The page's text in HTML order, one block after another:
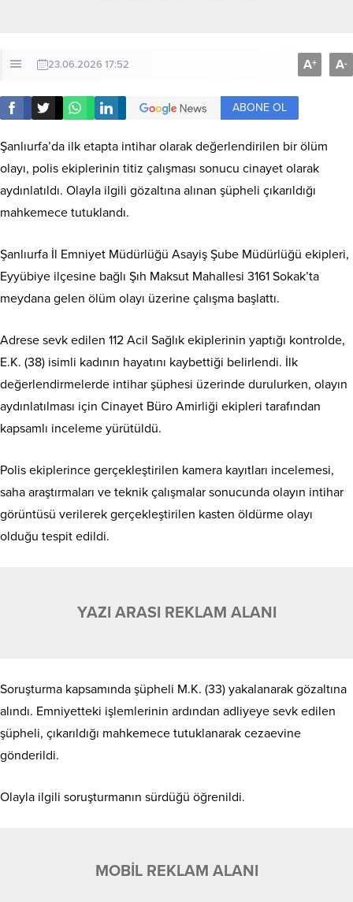
23.06.2026 17:52 A+ A-
ABONE OL
Şanlıurfa’da ilk etapta intihar olarak değerlendirilen bir ölüm
olayı, polis ekiplerinin titiz çalışması sonucu cinayet olarak
aydınlatıldı. Olayla ilgili gözaltına alınan şüpheli çıkarıldığı
mahkemece tutuklandı.
Şanlıurfa İl Emniyet Müdürlüğü Asayiş Şube Müdürlüğü ekipleri,
Eyyübiye ilçesine bağlı Şıh Maksut Mahallesi 3161 Sokak’ta
meydana gelen ölüm olayı üzerine çalışma başlattı.
Adrese sevk edilen 112 Acil Sağlık ekiplerinin yaptığı kontrolde,
E.K. (38) isimli kadının hayatını kaybettiği belirlendi. İlk
değerlendirmelerde intihar şüphesi üzerinde durulurken, olayın
aydınlatılması için Cinayet Büro Amirliği ekipleri tarafından
kapsamlı inceleme yürütüldü.
Polis ekiplerince gerçekleştirilen kamera kayıtları incelemesi,
saha araştırmaları ve teknik çalışmalar sonucunda olayın intihar
görüntüsü verilerek gerçekleştirilen kasten öldürme olayı
olduğu tespit edildi.
YAZI ARASI REKLAM ALANI
Soruşturma kapsamında şüpheli M.K. (33) yakalanarak gözaltına
alındı. Emniyetteki işlemlerinin ardından adliyeye sevk edilen
şüpheli, çıkarıldığı mahkemece tutuklanarak cezaevine
gönderildi.
Olayla ilgili soruşturmanın sürdüğü öğrenildi.
MOBİL REKLAM ALANI